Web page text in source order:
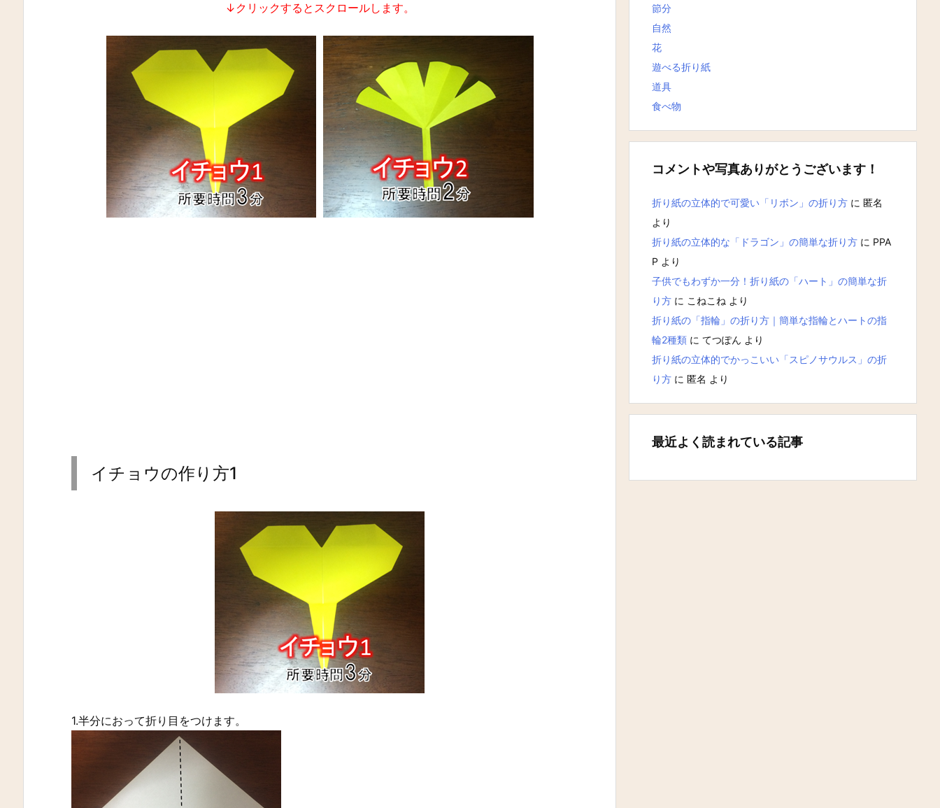
↓クリックするとスクロールします。
イチョウの作り方1
1.半分におって折り目をつけます。
節分
自然
花
遊べる折り紙
道具
食べ物
コメントや写真ありがとうございます！
折り紙の立体的で可愛い「リボン」の折り方 に 匿名
より
折り紙の立体的な「ドラゴン」の簡単な折り方 に PPA
P より
子供でもわずか一分！折り紙の「ハート」の簡単な折
り方 に こねこね より
折り紙の「指輪」の折り方｜簡単な指輪とハートの指
輪2種類 に てつぽん より
折り紙の立体的でかっこいい「スピノサウルス」の折
り方 に 匿名 より
最近よく読まれている記事